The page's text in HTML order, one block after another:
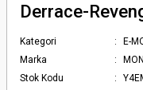
Derrace-
Kategori
E-
Marka
Stok Kodu